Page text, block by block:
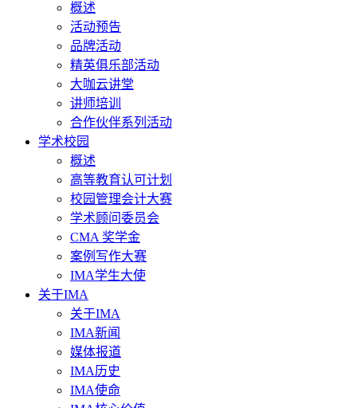
概述
活动预告
品牌活动
精英俱乐部活动
大咖云讲堂
讲师培训
合作伙伴系列活动
学术校园
概述
高等教育认可计划
校园管理会计大赛
学术顾问委员会
CMA 奖学金
案例写作大赛
IMA学生大使
关于IMA
关于IMA
IMA新闻
媒体报道
IMA历史
IMA使命